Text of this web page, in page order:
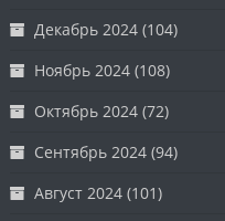
Декабрь 2024 (104)
Ноябрь 2024 (108)
Октябрь 2024 (72)
Сентябрь 2024 (94)
Август 2024 (101)